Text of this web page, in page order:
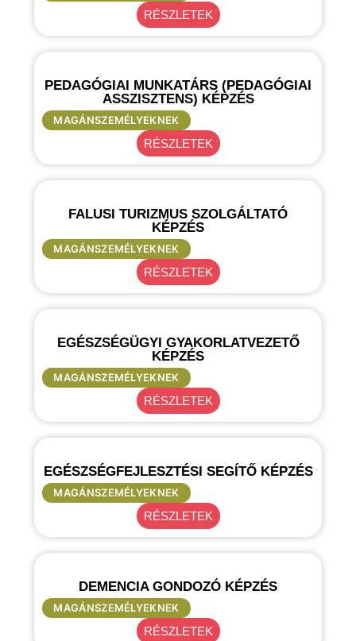
RÉSZLETEK
PEDAGÓGIAI MUNKATÁRS (PEDAGÓGIAI
ASSZISZTENS) KÉPZÉS
MAGÁNSZEMÉLYEKNEK
RÉSZLETEK
FALUSI TURIZMUS SZOLGÁLTATÓ
KÉPZÉS
MAGÁNSZEMÉLYEKNEK
RÉSZLETEK
EGÉSZSÉGÜGYI GYAKORLATVEZETŐ
KÉPZÉS
MAGÁNSZEMÉLYEKNEK
RÉSZLETEK
EGÉSZSÉGFEJLESZTÉSI SEGÍTŐ KÉPZÉS
MAGÁNSZEMÉLYEKNEK
RÉSZLETEK
DEMENCIA GONDOZÓ KÉPZÉS
MAGÁNSZEMÉLYEKNEK
RÉSZLETEK